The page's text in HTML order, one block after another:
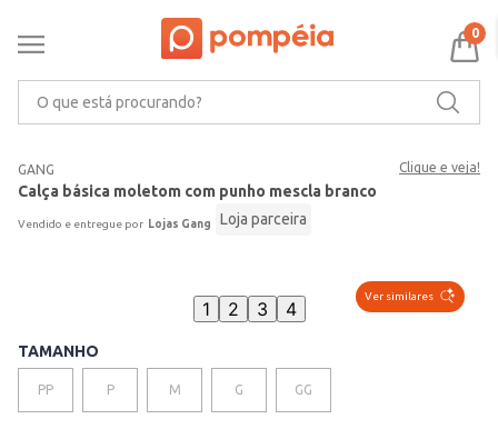
0
GANG Clique e veja!
Calça básica moletom com punho mescla branco
Lojas Gang Loja parceira
Ver similares
1 2 3 4
TAMANHO
PP P M G GG